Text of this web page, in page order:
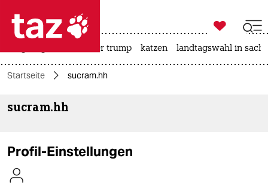
 taz zahl ich
taz zahl ich
themen

taz zahl ich
usa unter trump katzen landtagswahl in
Startseite sucram.hh
sucram.hh
Profil-Einstellungen